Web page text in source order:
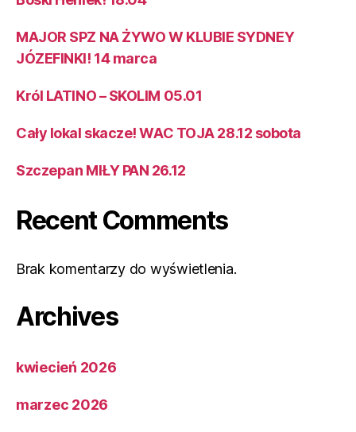
MAJOR SPZ NA ŻYWO W KLUBIE SYDNEY
JÓZEFINKI! 14 marca
Król LATINO – SKOLIM 05.01
Cały lokal skacze! WAC TOJA 28.12 sobota
Szczepan MIŁY PAN 26.12
Recent Comments
Brak komentarzy do wyświetlenia.
Archives
kwiecień 2026
marzec 2026